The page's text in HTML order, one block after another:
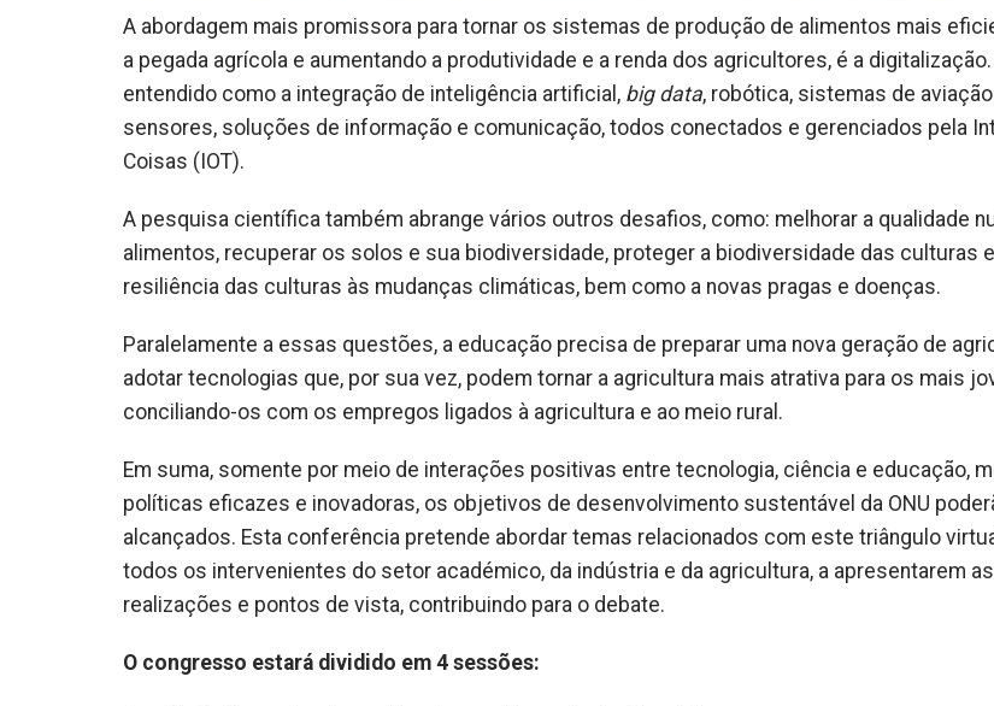
A abordagem mais promissora para tornar os sistemas de produção de alimentos mais
a pegada agrícola e aumentando a produtividade e a renda dos agricultores, é a
entendido como a integração de inteligência artificial, big data, robótica, sistemas de
sensores, soluções de informação e comunicação, todos conectados e gerenciados pela
Coisas (IOT).
A pesquisa científica também abrange vários outros desafios, como: melhorar a qualidade
alimentos, recuperar os solos e sua biodiversidade, proteger a biodiversidade das culturas
resiliência das culturas às mudanças climáticas, bem como a novas pragas e doenças.
Paralelamente a essas questões, a educação precisa de preparar uma nova geração de
adotar tecnologias que, por sua vez, podem tornar a agricultura mais atrativa para os mais
conciliando-os com os empregos ligados à agricultura e ao meio rural.
Em suma, somente por meio de interações positivas entre tecnologia, ciência e educação,
políticas eficazes e inovadoras, os objetivos de desenvolvimento sustentável da ONU
alcançados. Esta conferência pretende abordar temas relacionados com este triângulo
todos os intervenientes do setor académico, da indústria e da agricultura, a apresentarem
realizações e pontos de vista, contribuindo para o debate.
O congresso estará dividido em 4 sessões: